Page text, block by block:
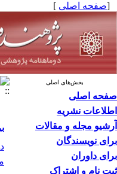
[صفحه اصلی ]
بخش‌های اصلی
صفحه اصلی
اطلاعات نشریه
آرشیو مجله و مقالات
برای نویسندگان
برای داوران
ثبت نام و اشتراک